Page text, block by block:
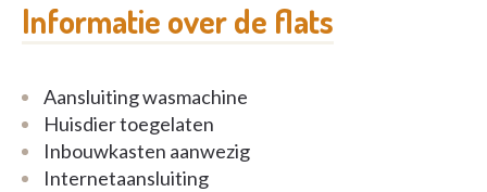
Informatie over de flats
Aansluiting wasmachine
Huisdier toegelaten
Inbouwkasten aanwezig
Internetaansluiting